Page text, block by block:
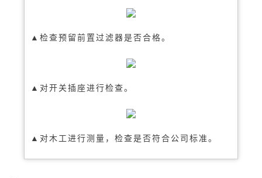
▲检查预留前置过滤器是否合格。
▲对开关插座进行检查。
▲对木工进行测量，检查是否符合公司标准。